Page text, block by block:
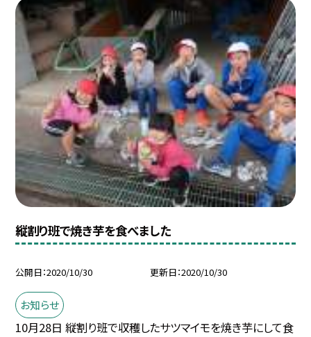
縦割り班で焼き芋を食べました
公開日 2020/10/30 更新日 2020/10/30
お知らせ
10月28日 縦割り班で収穫したサツマイモを焼き芋にして食